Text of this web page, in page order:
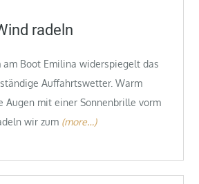
radeln
am Boot Emilina widerspiegelt das
Auffahrtswetter. Warm
Augen mit einer Sonnenbrille vorm
wir zum (more…)